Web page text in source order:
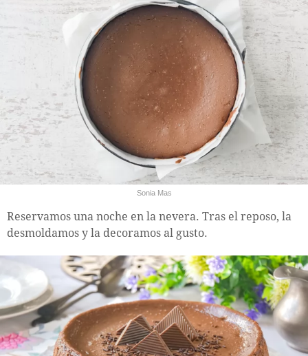
Sonia Mas
Reservamos una noche en la nevera. Tras el reposo, la
desmoldamos y la decoramos al gusto.